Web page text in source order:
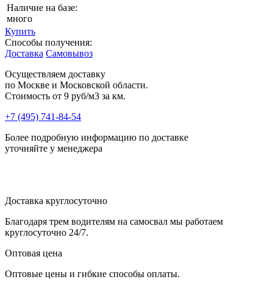
Наличие на базе:
много
Купить
Способы получения:
Доставка Самовывоз
Осуществляем доставку
по Москве и Московской области.
Стоимость от 9 руб/м3 за км.
+7 (495) 741-84-54
Более подробную информацию по доставке
уточняйте у менеджера
Доставка круглосуточно
Благодаря трем водителям на самосвал мы работаем
круглосуточно 24/7.
Оптовая цена
Оптовые цены и гибкие способы оплаты.